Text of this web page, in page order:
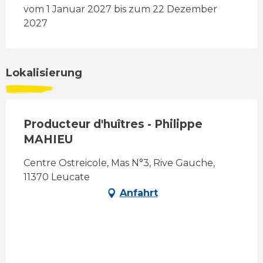
vom 1 Januar 2027 bis zum 22 Dezember
2027
Lokalisierung
Producteur d'huîtres - Philippe
MAHIEU
Centre Ostreicole, Mas N°3, Rive Gauche,
11370 Leucate
Anfahrt